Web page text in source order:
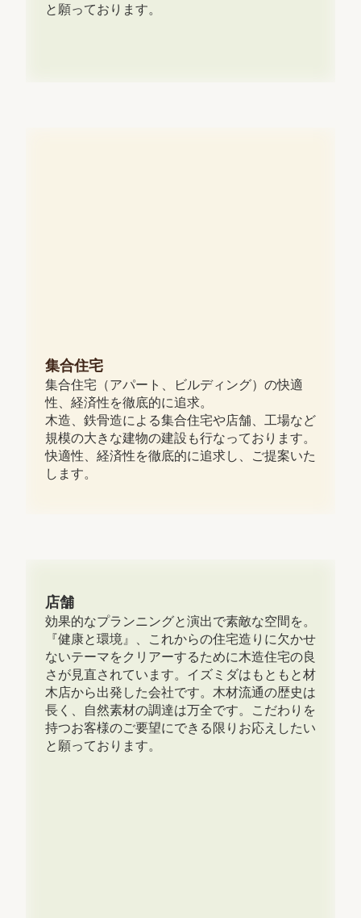
と願っております。
集合住宅
集合住宅（アパート、ビルディング）の快適
性、経済性を徹底的に追求。
木造、鉄骨造による集合住宅や店舗、工場など
規模の大きな建物の建設も行なっております。
快適性、経済性を徹底的に追求し、ご提案いた
します。
店舗
効果的なプランニングと演出で素敵な空間を。
『健康と環境』、これからの住宅造りに欠かせ
ないテーマをクリアーするために木造住宅の良
さが見直されています。イズミダはもともと材
木店から出発した会社です。木材流通の歴史は
長く、自然素材の調達は万全です。こだわりを
持つお客様のご要望にできる限りお応えしたい
と願っております。